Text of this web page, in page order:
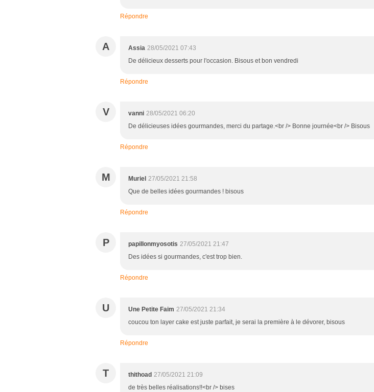
Répondre
A Assia 28/05/2021 07:43
De délicieux desserts pour l'occasion. Bisous et bon vendredi
Répondre
V vanni 28/05/2021 06:20
De délicieuses idées gourmandes, merci du partage.<br /> Bonne journée<br /> Bisous
Répondre
M Muriel 27/05/2021 21:58
Que de belles idées gourmandes ! bisous
Répondre
P papillonmyosotis 27/05/2021 21:47
Des idées si gourmandes, c'est trop bien.
Répondre
U Une Petite Faim 27/05/2021 21:34
coucou ton layer cake est juste parfait, je serai la première à le dévorer, bisous
Répondre
T thithoad 27/05/2021 21:09
de très belles réalisations!!<br /> bises